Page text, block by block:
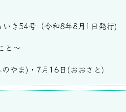
いき54号（令和8年8月1日発行)
と～
やま)・7月16日(おおさと)